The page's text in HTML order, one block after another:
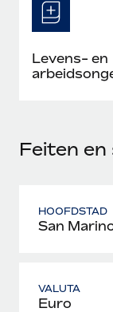
Levens- en
Feiten
HOOFDSTAD
San
VALUTA
Euro